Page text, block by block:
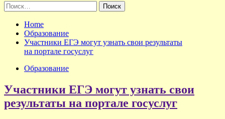
Найти:
Home
Образование
Участники ЕГЭ могут узнать свои результаты
на портале госуслуг
Образование
Участники ЕГЭ могут узнать свои
результаты на портале госуслуг